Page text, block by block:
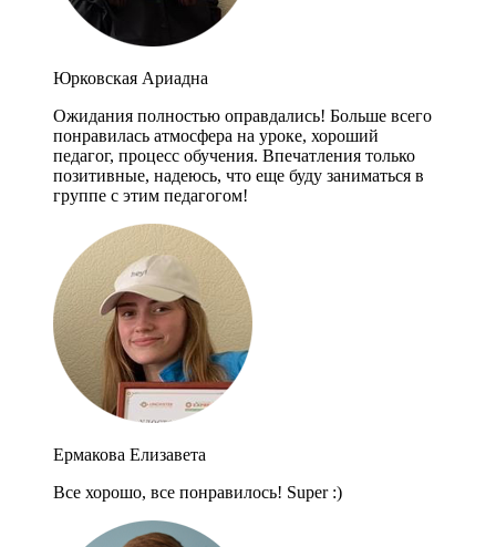
Юрковская Ариадна
Ожидания полностью оправдались! Больше всего
понравилась атмосфера на уроке, хороший
педагог, процесс обучения. Впечатления только
позитивные, надеюсь, что еще буду заниматься в
группе с этим педагогом!
Ермакова Елизавета
Все хорошо, все понравилось! Super :)